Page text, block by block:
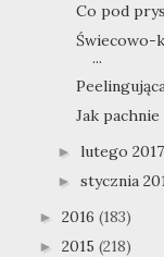
Co pod
Świecowo-
...
Jak
► lutego 2017
► stycznia
► 2016 (183)
► 2015 (218)